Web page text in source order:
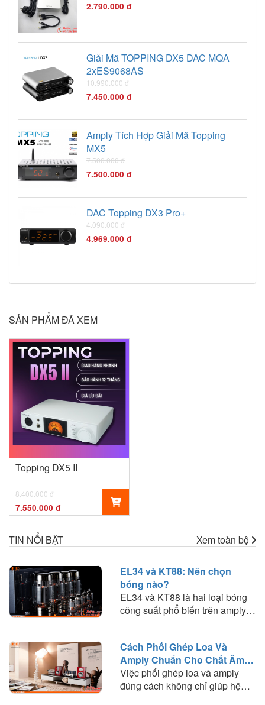
2.790.000 đ
Giải Mã TOPPING DX5 DAC MQA
2xES9068AS
10.990.000 đ
7.450.000 đ
Amply Tích Hợp Giải Mã Topping
MX5
7.500.000 đ
7.500.000 đ
DAC Topping DX3 Pro+
4.090.000 đ
4.969.000 đ
SẢN PHẨM ĐÃ XEM
Topping DX5 II
8.400.000 đ
7.550.000 đ
TIN NỔI BẬT Xem toàn bộ
EL34 và KT88: Nên chọn
bóng nào?
EL34 và KT88 là hai loại bóng
công suất phổ biến trên amply
phối ghép và lựa chọn loại bóng
phù hợp với nhu cầu nghe
nhạc.
Cách Phối Ghép Loa Và
Amply Chuẩn Cho Chất Âm
Hay
Việc phối ghép loa và amply
đúng cách không chỉ giúp hệ